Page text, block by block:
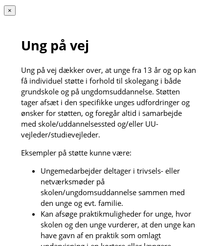
×
Ung på vej
Ung på vej dækker over, at unge fra 13 år og op kan
få individuel støtte i forhold til skolegang i både
grundskole og på ungdomsuddannelse. Støtten
tager afsæt i den specifikke unges udfordringer og
ønsker for støtten, og foregår altid i samarbejde
med skole/uddannelsessted og/eller UU-
vejleder/studievejleder.
Eksempler på støtte kunne være:
Ungemedarbejder deltager i trivsels- eller
netværksmøder på
skolen/ungdomsuddannelse sammen med
den unge og evt. familie.
Kan afsøge praktikmuligheder for unge, hvor
skolen og den unge vurderer, at den unge kan
have gavn af en praktik som omlagt